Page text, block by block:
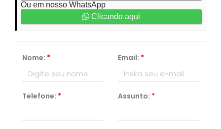
Ou em nosso WhatsApp
Clicando aqui
Nome: * Email: *
Telefone: * Assunto: *